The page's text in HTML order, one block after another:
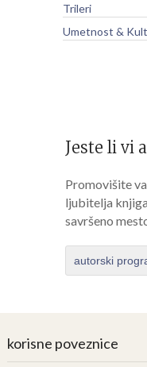
Trileri
Umetnost &
Jeste li vi
Promovišite
ljubitelja
savršeno
autorski
korisne poveznice